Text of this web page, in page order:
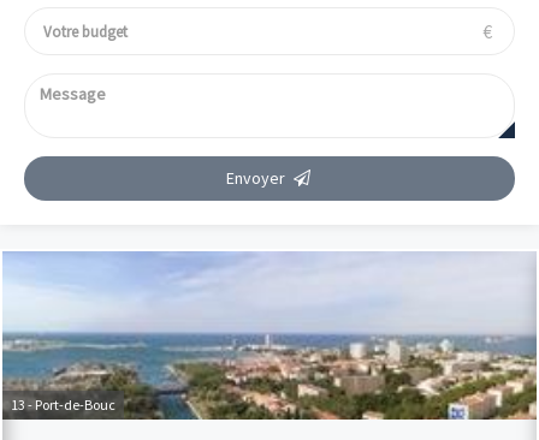
€
Envoyer
13 - Port-de-Bouc